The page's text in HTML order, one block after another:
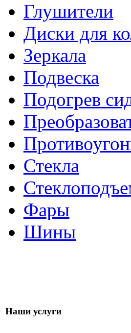
Глушители
Диски для
Зеркала
Подвеска
Подогрев
Стекла
Фары
Шины
Наши услуги